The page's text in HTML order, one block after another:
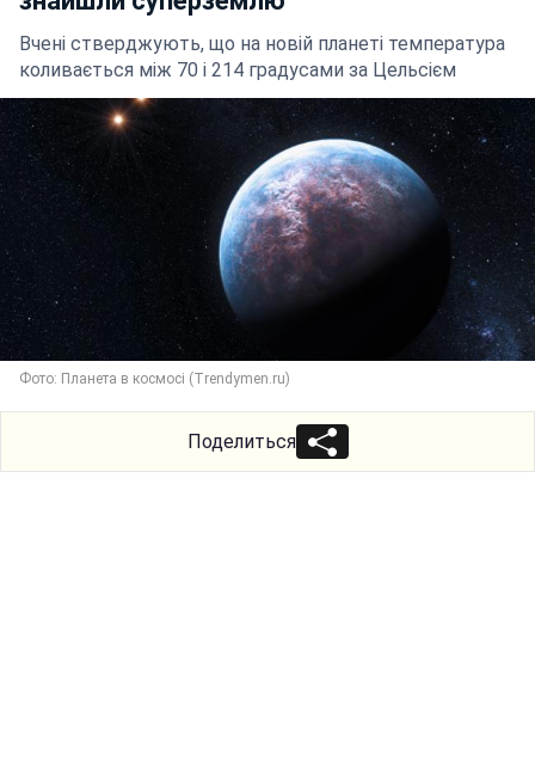
Вчені стверджують, що на новій планеті температура
коливається між 70 і 214 градусами за Цельсієм
Фото: Планета в космосі (Trendymen.ru)
Поделиться